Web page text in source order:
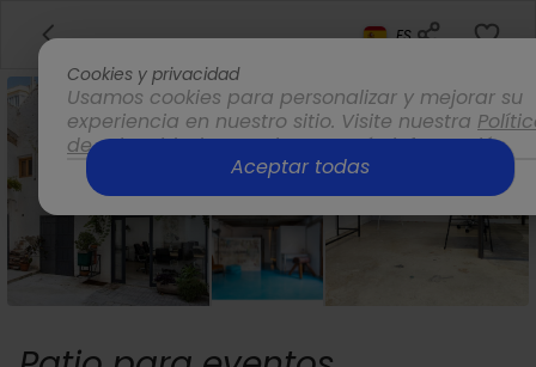
ES
Cookies y privacidad
Usamos cookies para personalizar y mejorar su
experiencia en nuestro sitio. Visite nuestra
de privacidadpara obtener más información.
Opciones
Aceptar todas